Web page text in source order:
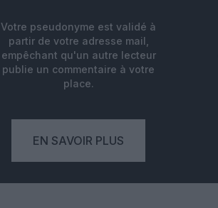
Votre pseudonyme est validé à
partir de votre adresse mail,
empêchant qu'un autre lecteur
publie un commentaire à votre
place.
EN SAVOIR PLUS